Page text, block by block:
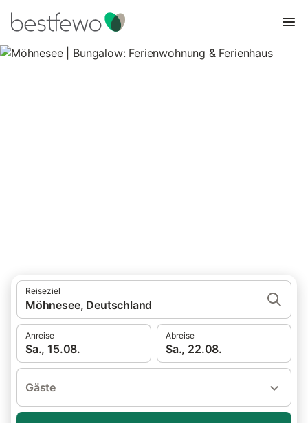
Reiseziel
Möhnesee, Deutschland
Anreise
Sa., 15.08.
Abreise
Sa., 22.08.
Gäste